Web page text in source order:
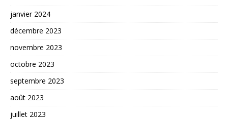
janvier 2024
décembre 2023
novembre 2023
octobre 2023
septembre 2023
août 2023
juillet 2023